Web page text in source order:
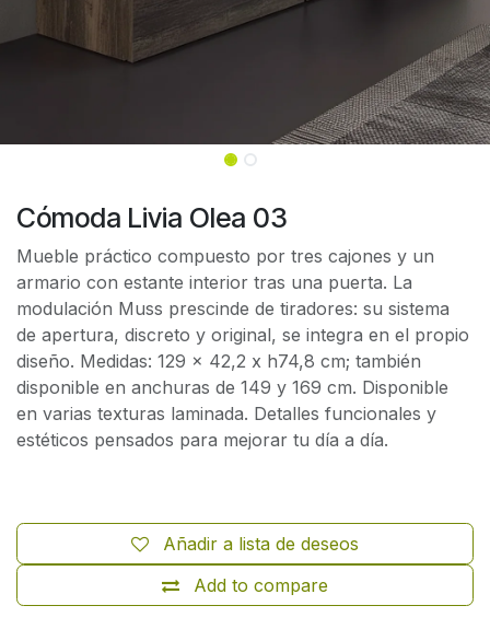
Cómoda Livia Olea 03
Mueble práctico compuesto por tres cajones y un
armario con estante interior tras una puerta. La
modulación Muss prescinde de tiradores: su sistema
de apertura, discreto y original, se integra en el propio
diseño. Medidas: 129 x 42,2 x h74,8 cm; también
disponible en anchuras de 149 y 169 cm. Disponible
en varias texturas laminada. Detalles funcionales y
estéticos pensados para mejorar tu día a día.
Add to compare
Añadir a lista de deseos